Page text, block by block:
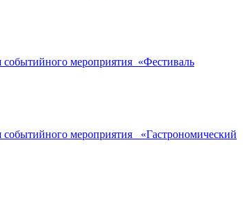
событийного мероприятия «Фестиваль
событийного мероприятия «Гастрономический